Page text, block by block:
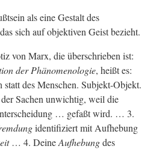
als eine Gestalt des
sich auf objektiven Geist bezieht.
von Marx, die überschrieben ist:
der Phänomenologie, heißt es:
statt des Menschen. Subjekt-Objekt.
der Sachen unwichtig, weil die
… gefaßt wird. … 3.
identifiziert mit Aufhebung
… 4. DeineAufhebungdes